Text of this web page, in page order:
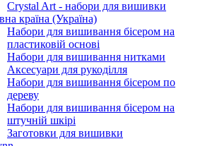
Crystal Art - набори для вишивки
країна (Україна)
Набори для вишивання бісером на
пластиковій основі
Набори для вишивання нитками
Аксесуари для рукоділля
Набори для вишивання бісером по
дереву
Набори для вишивання бісером на
штучній шкірі
Заготовки для вишивки